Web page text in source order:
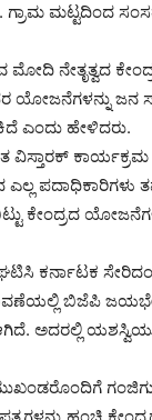
ಗ್ರಾಮ ಮಟ್ಟದಿಂದ
ನೇತೃತ್ವದ
ಯೋಜನೆಗಳನ್ನು ಜನ
ಎಂದು ಹೇಳಿದರು.
ವಿಸ್ತಾರಕ್
ಪದಾಧಿಕಾರಿಗಳು ತಮ್ಮ
ಬಿಟ್ಟು ಕೇಂದ್ರದ
ಕರ್ನಾಟಕ
ಬಿಜೆಪಿ
ಅದರಲ್ಲಿ